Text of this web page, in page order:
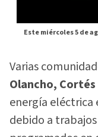
Este miércoles 5 de
Varias
Olancho,
energía eléctrica
debido a